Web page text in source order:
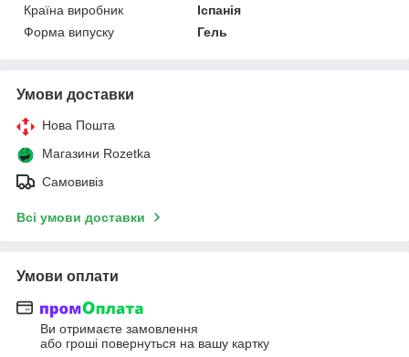
Країна виробник
Іспанія
Форма випуску
Гель
Умови доставки
Нова Пошта
Магазини Rozetka
Самовивіз
Всі умови доставки
Умови оплати
Ви отримаєте замовлення
або гроші повернуться на вашу картку